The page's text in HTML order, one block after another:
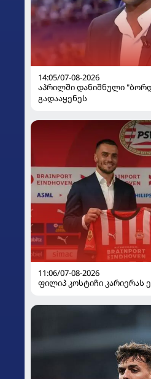
14:05/07-08-2026
აპრილში დანიშნული
გადააყენეს
11:06/07-08-2026
ფილიპ კოსტიჩი კარიერას